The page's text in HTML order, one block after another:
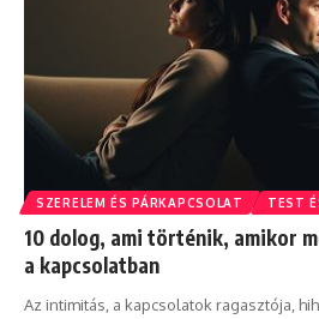
SZERELEM ÉS PÁRKAPCSOLAT TEST
10 dolog, ami történik, amikor
a kapcsolatban
Az intimitás, a kapcsolatok ragasztója,